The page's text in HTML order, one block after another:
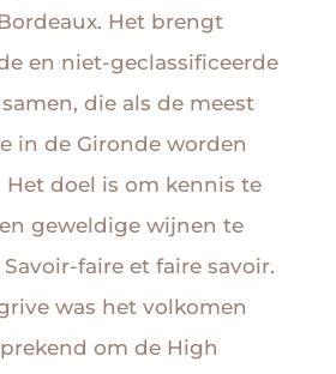
Het brengt
en niet-geclassificeerde
die als de meest
in de Gironde worden
Het doel is om kennis te
geweldige wijnen te
faire et faire savoir.
was het volkomen
om de High